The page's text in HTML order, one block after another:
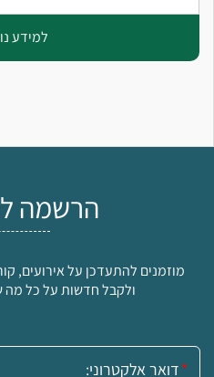
למידע
הרשמה
מוזמנים להתעדכן על אירועים,
ולקבל חדשות על כל מה
אימייל: